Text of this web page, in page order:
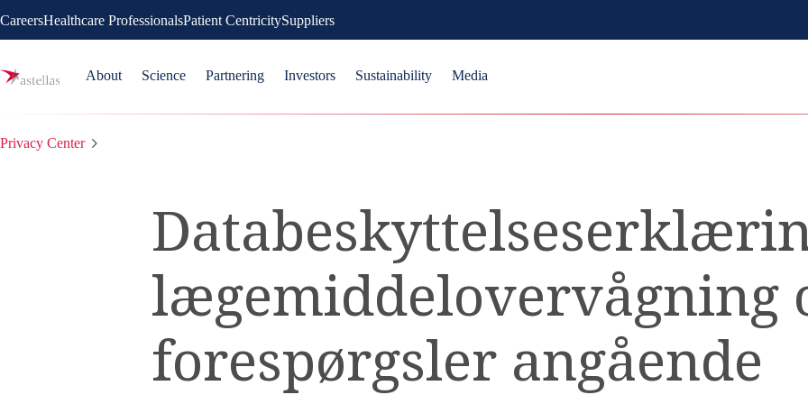
CareersHealthcare ProfessionalsPatient CentricitySuppliers
About Science Partnering Investors Sustainability Media
Privacy Center
lægemiddelovervågning
forespørgsler angående